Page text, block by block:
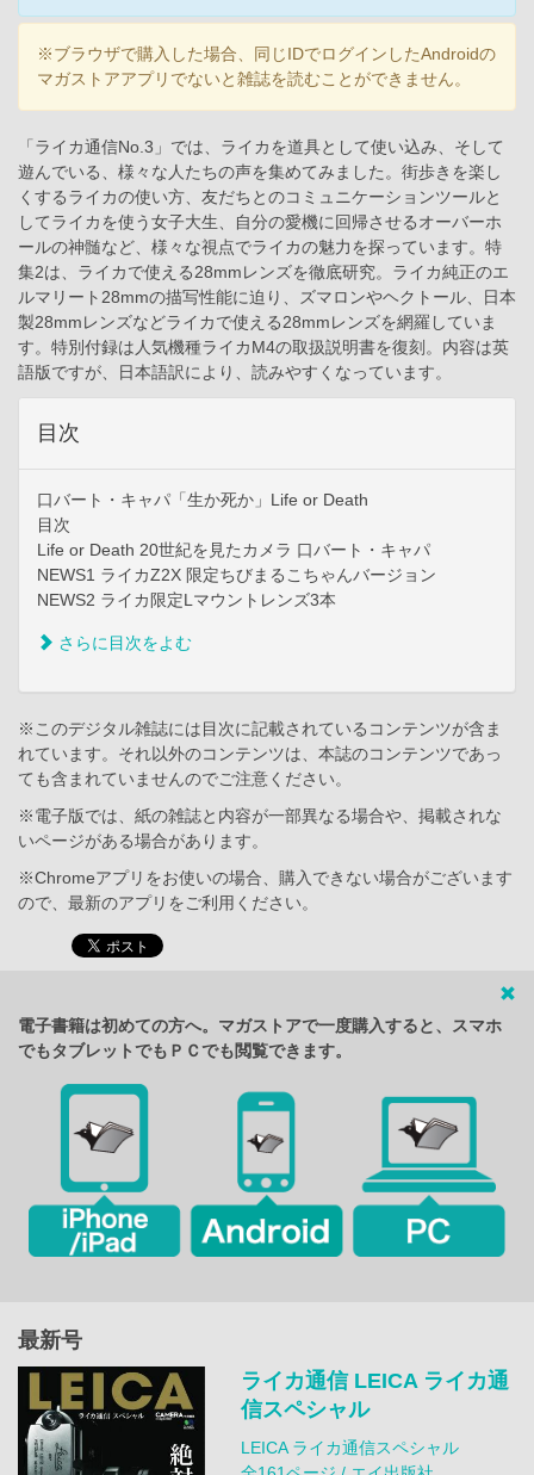
※ブラウザで購入した場合、同じIDでログインしたAndroidの
マガストアアプリでないと雑誌を読むことができません。
「ライカ通信No.3」では、ライカを道具として使い込み、そして
遊んでいる、様々な人たちの声を集めてみました。街歩きを楽し
くするライカの使い方、友だちとのコミュニケーションツールと
してライカを使う女子大生、自分の愛機に回帰させるオーバーホ
ールの神髄など、様々な視点でライカの魅力を探っています。特
集2は、ライカで使える28mmレンズを徹底研究。ライカ純正のエ
ルマリート28mmの描写性能に迫り、ズマロンやヘクトール、日本
製28mmレンズなどライカで使える28mmレンズを網羅していま
す。特別付録は人気機種ライカM4の取扱説明書を復刻。内容は英
語版ですが、日本語訳により、読みやすくなっています。
目次
口バート・キャパ「生か死か」Life or Death
目次
Life or Death 20世紀を見たカメラ 口バート・キャパ
NEWS1 ライカZ2X 限定ちびまるこちゃんバージョン
NEWS2 ライカ限定Lマウントレンズ3本
さらに目次をよむ
※このデジタル雑誌には目次に記載されているコンテンツが含ま
れています。それ以外のコンテンツは、本誌のコンテンツであっ
ても含まれていませんのでご注意ください。
※電子版では、紙の雑誌と内容が一部異なる場合や、掲載されな
いページがある場合があります。
※Chromeアプリをお使いの場合、購入できない場合がございます
ので、最新のアプリをご利用ください。
電子書籍は初めての方へ。マガストアで一度購入すると、スマホ
でもタブレットでもＰＣでも閲覧できます。
最新号
ライカ通信 LEICA ライカ通
信スペシャル
LEICA ライカ通信スペシャル